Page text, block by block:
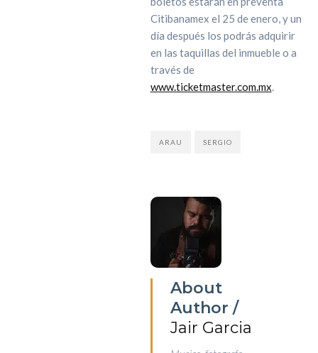
Citibanamex el 25 de enero, y un
día después los podrás adquirir
en las taquillas del inmueble o a
través de
www.ticketmaster.com.mx.
ARAU SERGIO
About
Author /
Jair Garcia